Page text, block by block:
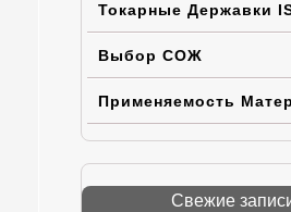
Токарные Державки
Выбор СОЖ
Применяемость
Свежие